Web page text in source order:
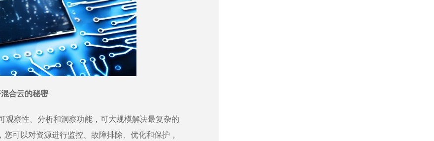
合云的秘密
察性、分析和洞察功能，可大规模解决最复杂的
您可以对资源进行监控、故障排除、优化和保护，